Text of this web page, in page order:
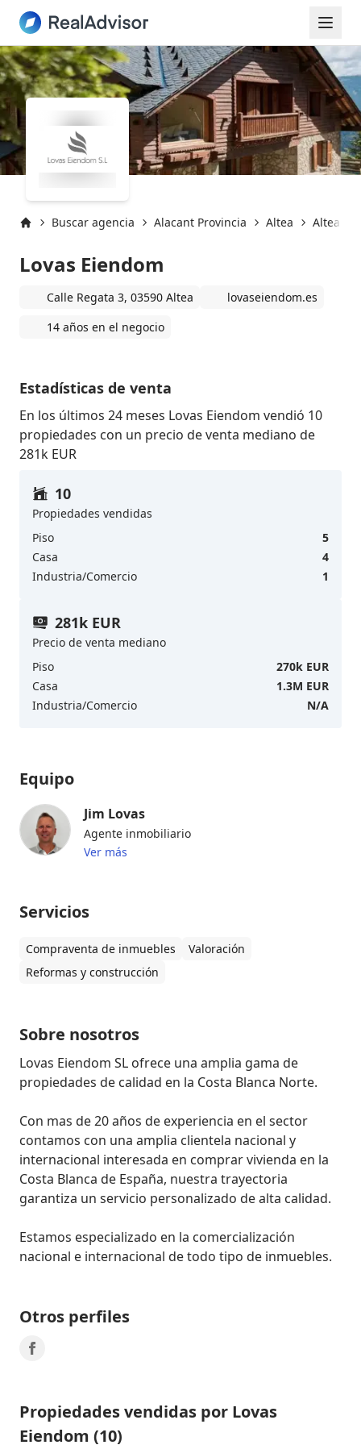
Buscar agencia Alacant Provincia Altea Altea
Lovas Eiendom
Calle Regata 3, 03590 Altea
lovaseiendom.es
14 años en el negocio
Estadísticas de venta
En los últimos 24 meses Lovas Eiendom vendió 10
propiedades con un precio de venta mediano de
281k EUR
10
Propiedades vendidas
Piso
5
Casa
4
Industria/Comercio
1
281k EUR
Precio de venta mediano
Piso
270k EUR
Casa
1.3M EUR
Industria/Comercio
N/A
Equipo
Jim Lovas
Agente inmobiliario
Ver más
Servicios
Compraventa de inmuebles
Valoración
Reformas y construcción
Sobre nosotros
Lovas Eiendom SL ofrece una amplia gama de
propiedades de calidad en la Costa Blanca Norte.
Con mas de 20 años de experiencia en el sector
contamos con una amplia clientela nacional y
internacional interesada en comprar vivienda en la
Costa Blanca de España, nuestra trayectoria
garantiza un servicio personalizado de alta calidad.
Estamos especializado en la comercialización
nacional e internacional de todo tipo de inmuebles.
Otros perfiles
Propiedades vendidas por Lovas
Eiendom (10)